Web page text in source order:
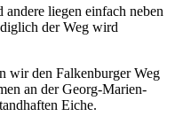
liegen einfach neben
der Weg wird
wir den Falkenburger Weg
an der Georg-Marien-
Eiche.